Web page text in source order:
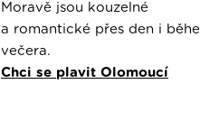
Moravě jsou kouzelné
a romantické přes den i
večera.
Chci se plavit Olomoucí